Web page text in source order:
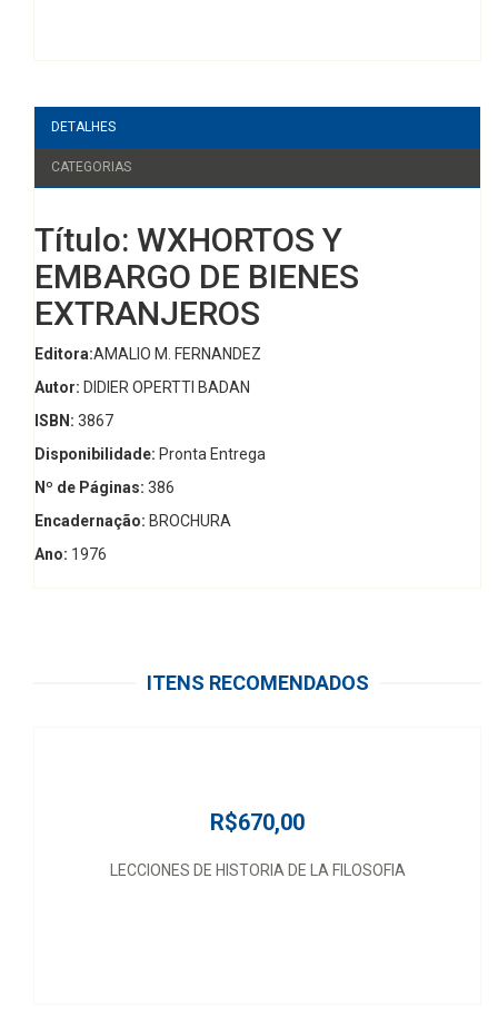
DETALHES
CATEGORIAS
Título: WXHORTOS Y
EMBARGO DE BIENES
EXTRANJEROS
Editora:AMALIO M. FERNANDEZ
Autor: DIDIER OPERTTI BADAN
ISBN: 3867
Disponibilidade: Pronta Entrega
Nº de Páginas: 386
Encadernação: BROCHURA
Ano: 1976
ITENS RECOMENDADOS
R$670,00
LECCIONES DE HISTORIA DE LA FILOSOFIA